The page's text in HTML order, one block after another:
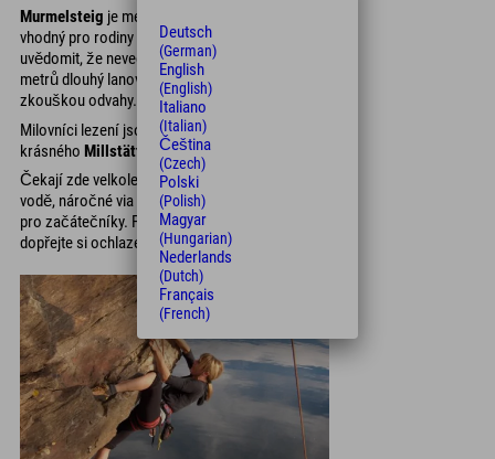
Murmelsteig je méně náročný na výstup. Je
vhodný pro rodiny s dětmi. Je třeba si však
uvědomit, že nevede žádná cesta ven a 20
metrů dlouhý lanový most bude tak trochu
zkouškou odvahy.
Milovníci lezení jsou také v dobrých rukou u
krásného Millstätter See.
Čekají zde velkolepé lezecké stěny přímo na
vodě, náročné via ferraty a úvodní kurzy lezení
pro začátečníky. Po námaze přichází potěšení -
dopřejte si ochlazení vmalebném jezírku
Deutsch
(German)
English
(English)
Italiano
(Italian)
Čeština
(Czech)
Polski
(Polish)
Magyar
(Hungarian)
Nederlands
(Dutch)
Français
(French)